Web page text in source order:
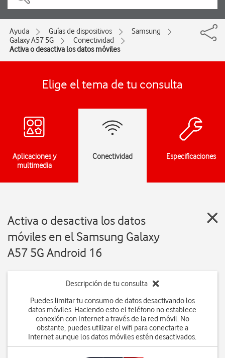
Ayuda Guías de dispositivos
Samsung
Galaxy A57 5G
Conectividad
Activa o desactiva los datos móviles
Elige el tema de tu consulta
Aplicaciones y
multimedia
Conectividad Especificaciones
Activa o desactiva los datos
móviles en el Samsung Galaxy
A57 5G Android 16
Descripción de tu consulta
Puedes limitar tu consumo de datos desactivando los
datos móviles. Haciendo esto el teléfono no establece
conexión con Internet a través de la red móvil. No
obstante, puedes utilizar el wifi para conectarte a
Internet aunque los datos móviles estén desactivados.